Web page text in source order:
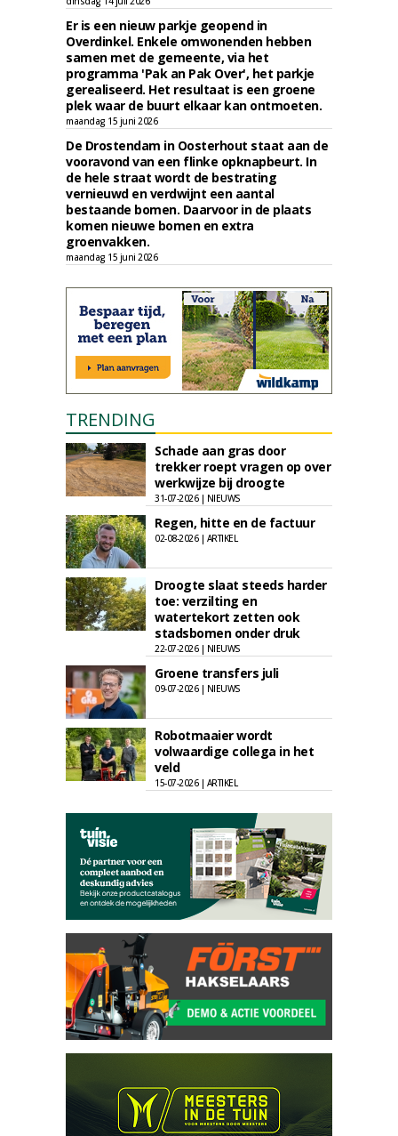
Er is een nieuw parkje geopend in
Overdinkel. Enkele omwonenden hebben
samen met de gemeente, via het
programma 'Pak an Pak Over', het parkje
gerealiseerd. Het resultaat is een groene
plek waar de buurt elkaar kan ontmoeten.
maandag 15 juni 2026
De Drostendam in Oosterhout staat aan de
vooravond van een flinke opknapbeurt. In
de hele straat wordt de bestrating
vernieuwd en verdwijnt een aantal
bestaande bomen. Daarvoor in de plaats
komen nieuwe bomen en extra
groenvakken.
maandag 15 juni 2026
TRENDING
Schade aan gras door
trekker roept vragen op over
werkwijze bij droogte
31-07-2026 | NIEUWS
Regen, hitte en de factuur
02-08-2026 | ARTIKEL
Droogte slaat steeds harder
toe: verzilting en
watertekort zetten ook
stadsbomen onder druk
22-07-2026 | NIEUWS
Groene transfers juli
09-07-2026 | NIEUWS
Robotmaaier wordt
volwaardige collega in het
veld
15-07-2026 | ARTIKEL